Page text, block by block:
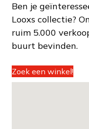
Ben je
Looxs collectie?
ruim 5.000
buurt bevinden.
Zoek een winkel!